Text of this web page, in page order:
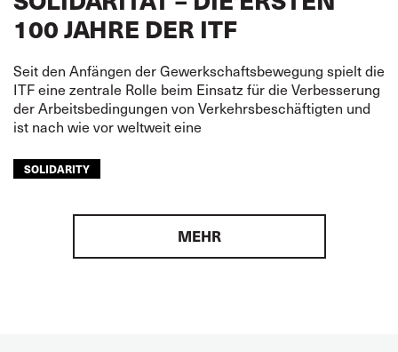
100 JAHRE DER ITF
Seit den Anfängen der Gewerkschaftsbewegung spielt die
ITF eine zentrale Rolle beim Einsatz für die Verbesserung
der Arbeitsbedingungen von Verkehrsbeschäftigten und
ist nach wie vor weltweit eine
SOLIDARITY
MEHR